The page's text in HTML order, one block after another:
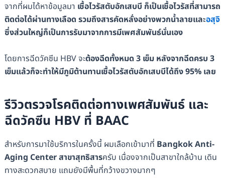
จากที่ผมได้หาข้อมูลมา เชื้อไวรัสตับอักเสบบี ก็เป็นเชื้อไวรัสที่สามารถ
ติดต่อได้ผ่านทางเลือด รวมถึงสารคัดหลั่งอย่างพวกน้ำลายและอสุจิ
ซึ่งส่วนใหญ่ก็เป็นการรับมาจากการมีเพศสัมพันธ์นั่นเอง
โดยการฉีดวัคซีน HBV จะต้องฉีดทั้งหมด 3 เข็ม หลังจากฉีดครบ 3
เข็มแล้วก็จะทำให้มีภูมิต้านทานเชื้อไวรัสตับอักเสบบีได้ถึง 95% เลย
รีวิวตรวจโรคติดต่อทางเพศสัมพันธ์ และ
ฉีดวัคซีน HBV ที่ BAAC
สำหรับการมาใช้บริการในครั้งนี้ ผมเลือกเข้ามาที่ Bangkok Anti-
Aging Center สาขาสุทธิสารครับ เนื่องจากเป็นสาขาใกล้บ้าน เดิน
ทางสะดวกสบาย แถมยังมีพื้นที่กว้างขวางมากๆ